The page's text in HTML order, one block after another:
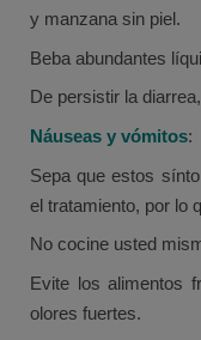
y manzana sin piel.
Beba abundantes
De persistir la
Náuseas y vómitos:
Sepa que estos
el tratamiento, por lo
No cocine usted
Evite los alimentos
olores fuertes.